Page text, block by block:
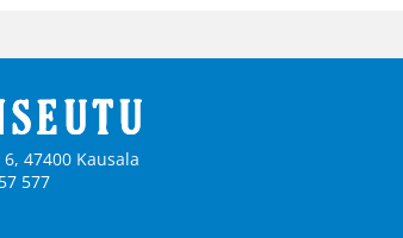
47400 Kausala
577